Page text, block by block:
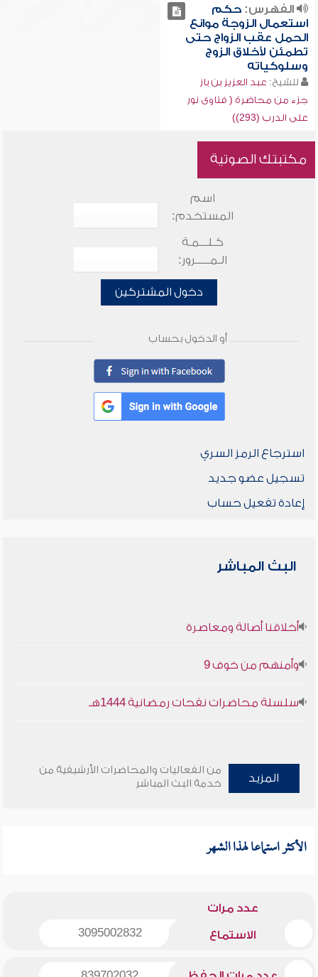
الفهرس:حكم
استعمال الزوجة موانع
الحمل عقب الزواج حتى
تطمئن لأخلاق الزوج
وسلوكياته
للشيخ: عبد العزيز بن باز
جزء من محاضرة ( فتاوى نور
على الدرب (293))
مكتبتك الصوتية
اسم
المستخدم:
كـلـــمـة
الـمـــــرور:
دخول المشتركين
أو الدخول بحساب
استرجاع الرمز السري
تسجيل عضو جديد
إعادة تفعيل حساب
البث المباشر
أخلاقنا أصالة ومعاصرة
وأمنهم من خوف 9
سلسلة محاضرات نفحات رمضانية 1444هـ
المزيد
من الفعاليات والمحاضرات الأرشيفية من
خدمة البث المباشر
الأكثر استماعا لهذا الشهر
عدد مرات
الاستماع 3095002832